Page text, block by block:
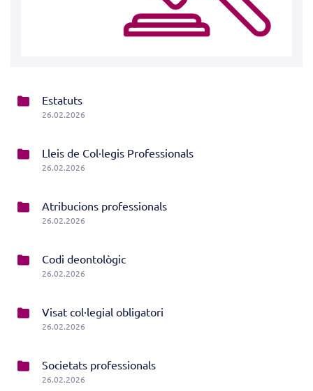
Estatuts
26.02.2026
Lleis de Col·legis Professionals
26.02.2026
Atribucions professionals
26.02.2026
Codi deontològic
26.02.2026
Visat col·legial obligatori
26.02.2026
Societats professionals
26.02.2026